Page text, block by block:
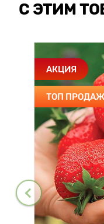
С ЭТИМ
АКЦИЯ
ТОП ПРОДАЖ